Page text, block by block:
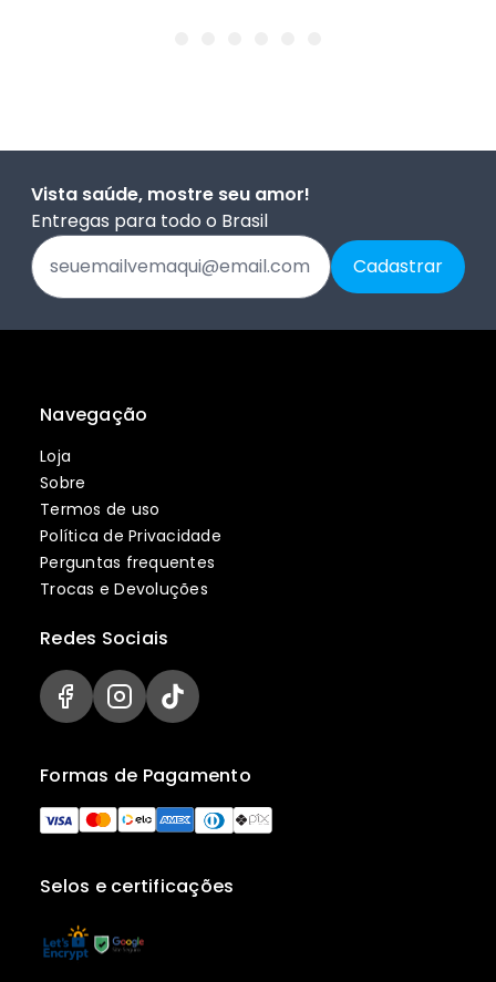
Vista saúde, mostre seu amor!
Entregas para todo o Brasil
Navegação
Loja
Sobre
Termos de uso
Política de Privacidade
Perguntas frequentes
Trocas e Devoluções
Selos e certificações
Formas de Pagamento
Redes Sociais